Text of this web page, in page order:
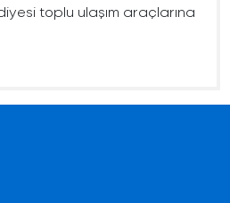
toplu ulaşım araçlarına